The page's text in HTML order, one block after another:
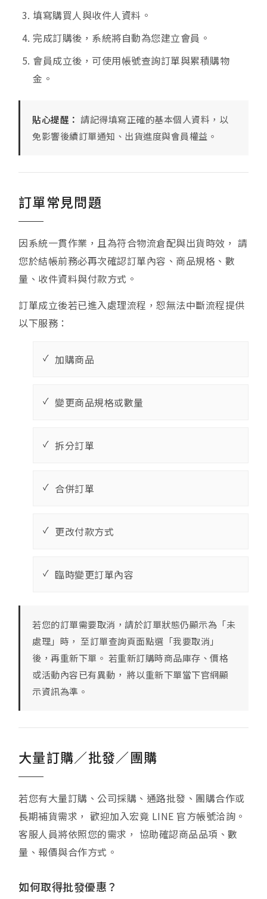
填寫購買人與收件人資料。
完成訂購後，系統將自動為您建立會員。
會員成立後，可使用帳號查詢訂單與累積購物
金。
貼心提醒： 請記得填寫正確的基本個人資料，以
免影響後續訂單通知、出貨進度與會員權益。
訂單常見問題
因系統一貫作業，且為符合物流倉配與出貨時效， 請
您於結帳前務必再次確認訂單內容、商品規格、數
量、收件資料與付款方式。
訂單成立後若已進入處理流程，恕無法中斷流程提供
以下服務：
加購商品
變更商品規格或數量
拆分訂單
合併訂單
更改付款方式
臨時變更訂單內容
若您的訂單需要取消，請於訂單狀態仍顯示為「未
處理」時， 至訂單查詢頁面點選「我要取消」
後，再重新下單。 若重新訂購時商品庫存、價格
或活動內容已有異動， 將以重新下單當下官網顯
示資訊為準。
大量訂購／批發／團購
若您有大量訂購、公司採購、通路批發、團購合作或
長期補貨需求， 歡迎加入宏竟 LINE 官方帳號洽詢。
客服人員將依照您的需求， 協助確認商品品項、數
量、報價與合作方式。
如何取得批發優惠？